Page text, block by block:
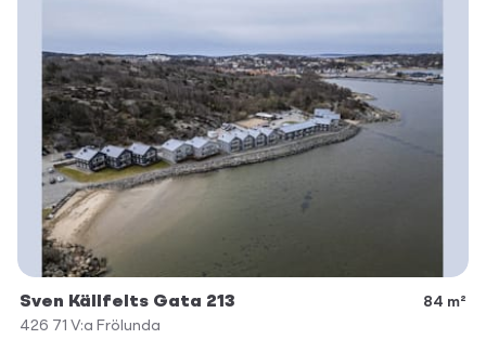
Sven Källfelts Gata 213
84 m²
426 71 V:a Frölunda